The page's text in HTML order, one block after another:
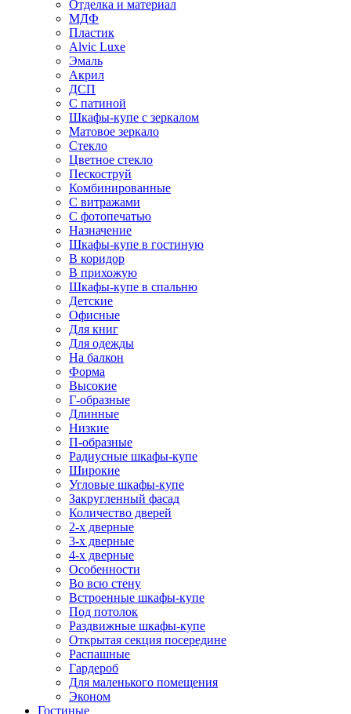
Отделка и материал
МДФ
Пластик
Alvic Luxe
Эмаль
Акрил
ДСП
С патиной
Шкафы-купе с зеркалом
Матовое зеркало
Стекло
Цветное стекло
Пескоструй
Комбинированные
С витражами
С фотопечатью
Назначение
Шкафы-купе в гостиную
В коридор
В прихожую
Шкафы-купе в спальню
Детские
Офисные
Для книг
Для одежды
На балкон
Форма
Высокие
Г-образные
Длинные
Низкие
П-образные
Радиусные шкафы-купе
Широкие
Угловые шкафы-купе
Закругленный фасад
Количество дверей
2-х дверные
3-х дверные
4-х дверные
Особенности
Во всю стену
Встроенные шкафы-купе
Под потолок
Раздвижные шкафы-купе
Открытая секция посередине
Распашные
Гардероб
Для маленького помещения
Эконом
Гостиные